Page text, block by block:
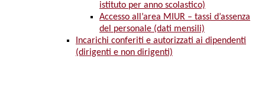
istituto per anno scolastico)
Accesso all’area MIUR – tassi d’assenza
del personale (dati mensili)
Incarichi conferiti e autorizzati ai dipendenti
(dirigenti e non dirigenti)